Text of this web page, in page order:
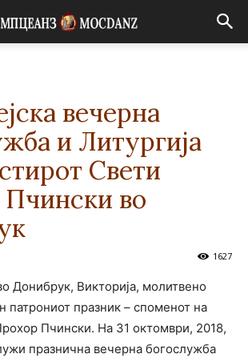
вечерна
и Литургија
Свети
во
1627
Донибрук, Викторија, молитвено
празник – споменот на
Пчински. На 31 октомври, 2018,
празнична вечерна богослужба